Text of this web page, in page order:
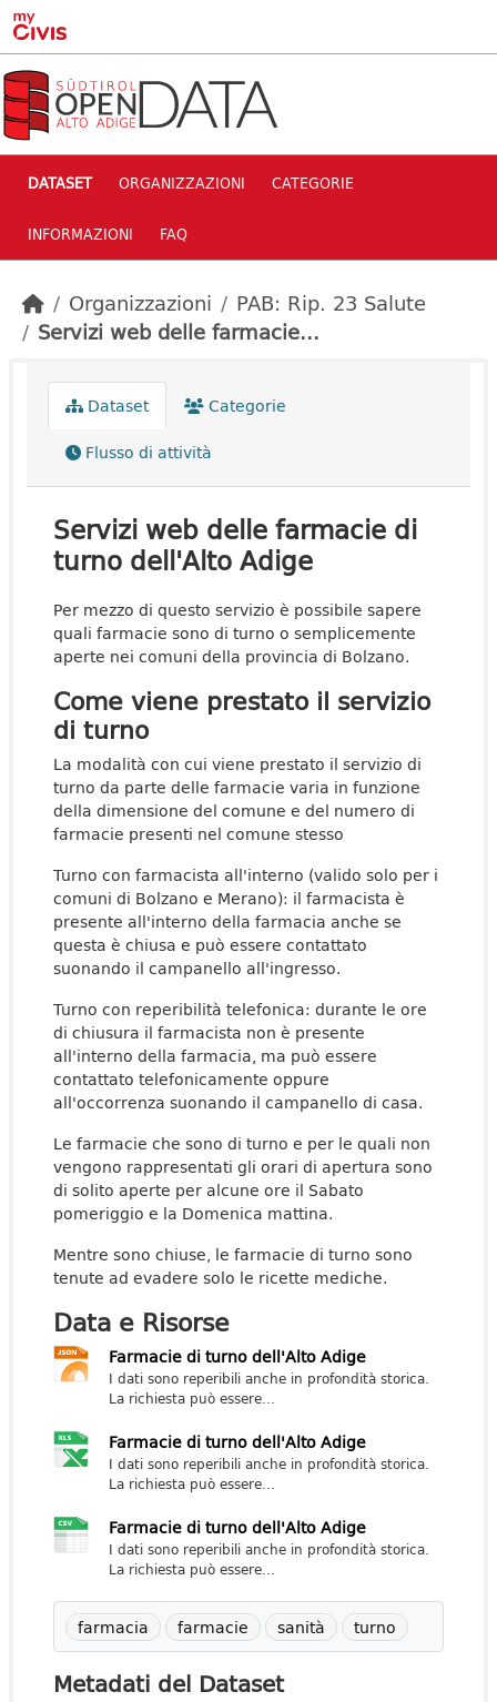
Skip to main content
DATASET ORGANIZZAZIONI CATEGORIE
INFORMAZIONI FAQ
Organizzazioni
PAB: Rip. 23 Salute
Servizi web delle farmacie...
Dataset
Categorie
Flusso di attività
Servizi web delle farmacie di
turno dell'Alto Adige
Per mezzo di questo servizio è possibile sapere
quali farmacie sono di turno o semplicemente
aperte nei comuni della provincia di Bolzano.
Come viene prestato il servizio
di turno
La modalità con cui viene prestato il servizio di
turno da parte delle farmacie varia in funzione
della dimensione del comune e del numero di
farmacie presenti nel comune stesso
Turno con farmacista all'interno (valido solo per i
comuni di Bolzano e Merano): il farmacista è
presente all'interno della farmacia anche se
questa è chiusa e può essere contattato
suonando il campanello all'ingresso.
Turno con reperibilità telefonica: durante le ore
di chiusura il farmacista non è presente
all'interno della farmacia, ma può essere
contattato telefonicamente oppure
all'occorrenza suonando il campanello di casa.
Le farmacie che sono di turno e per le quali non
vengono rappresentati gli orari di apertura sono
di solito aperte per alcune ore il Sabato
pomeriggio e la Domenica mattina.
Mentre sono chiuse, le farmacie di turno sono
tenute ad evadere solo le ricette mediche.
Data e Risorse
Farmacie di turno dell'Alto Adige
I dati sono reperibili anche in profondità storica.
La richiesta può essere...
Farmacie di turno dell'Alto Adige
I dati sono reperibili anche in profondità storica.
La richiesta può essere...
Farmacie di turno dell'Alto Adige
I dati sono reperibili anche in profondità storica.
La richiesta può essere...
farmacia farmacie sanità turno
Metadati del Dataset